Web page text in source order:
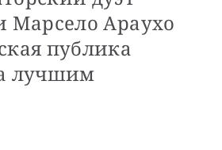
Марсело Араухо
публика
лучшим